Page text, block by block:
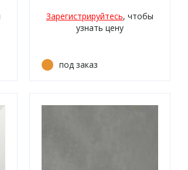
Зарегистрируйтесь, чтобы
узнать цену
под заказ